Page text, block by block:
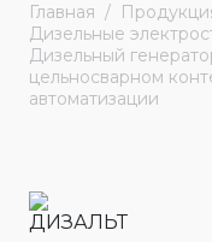
Главная
Дизельные
Дизельный
цельносварном
автоматизации